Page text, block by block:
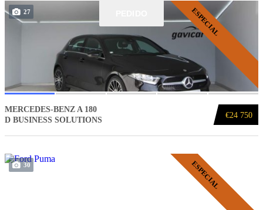
ESPECIAL
27
€24 750
MERCEDES-BENZ A 180
D BUSINESS SOLUTIONS
ESPECIAL
30